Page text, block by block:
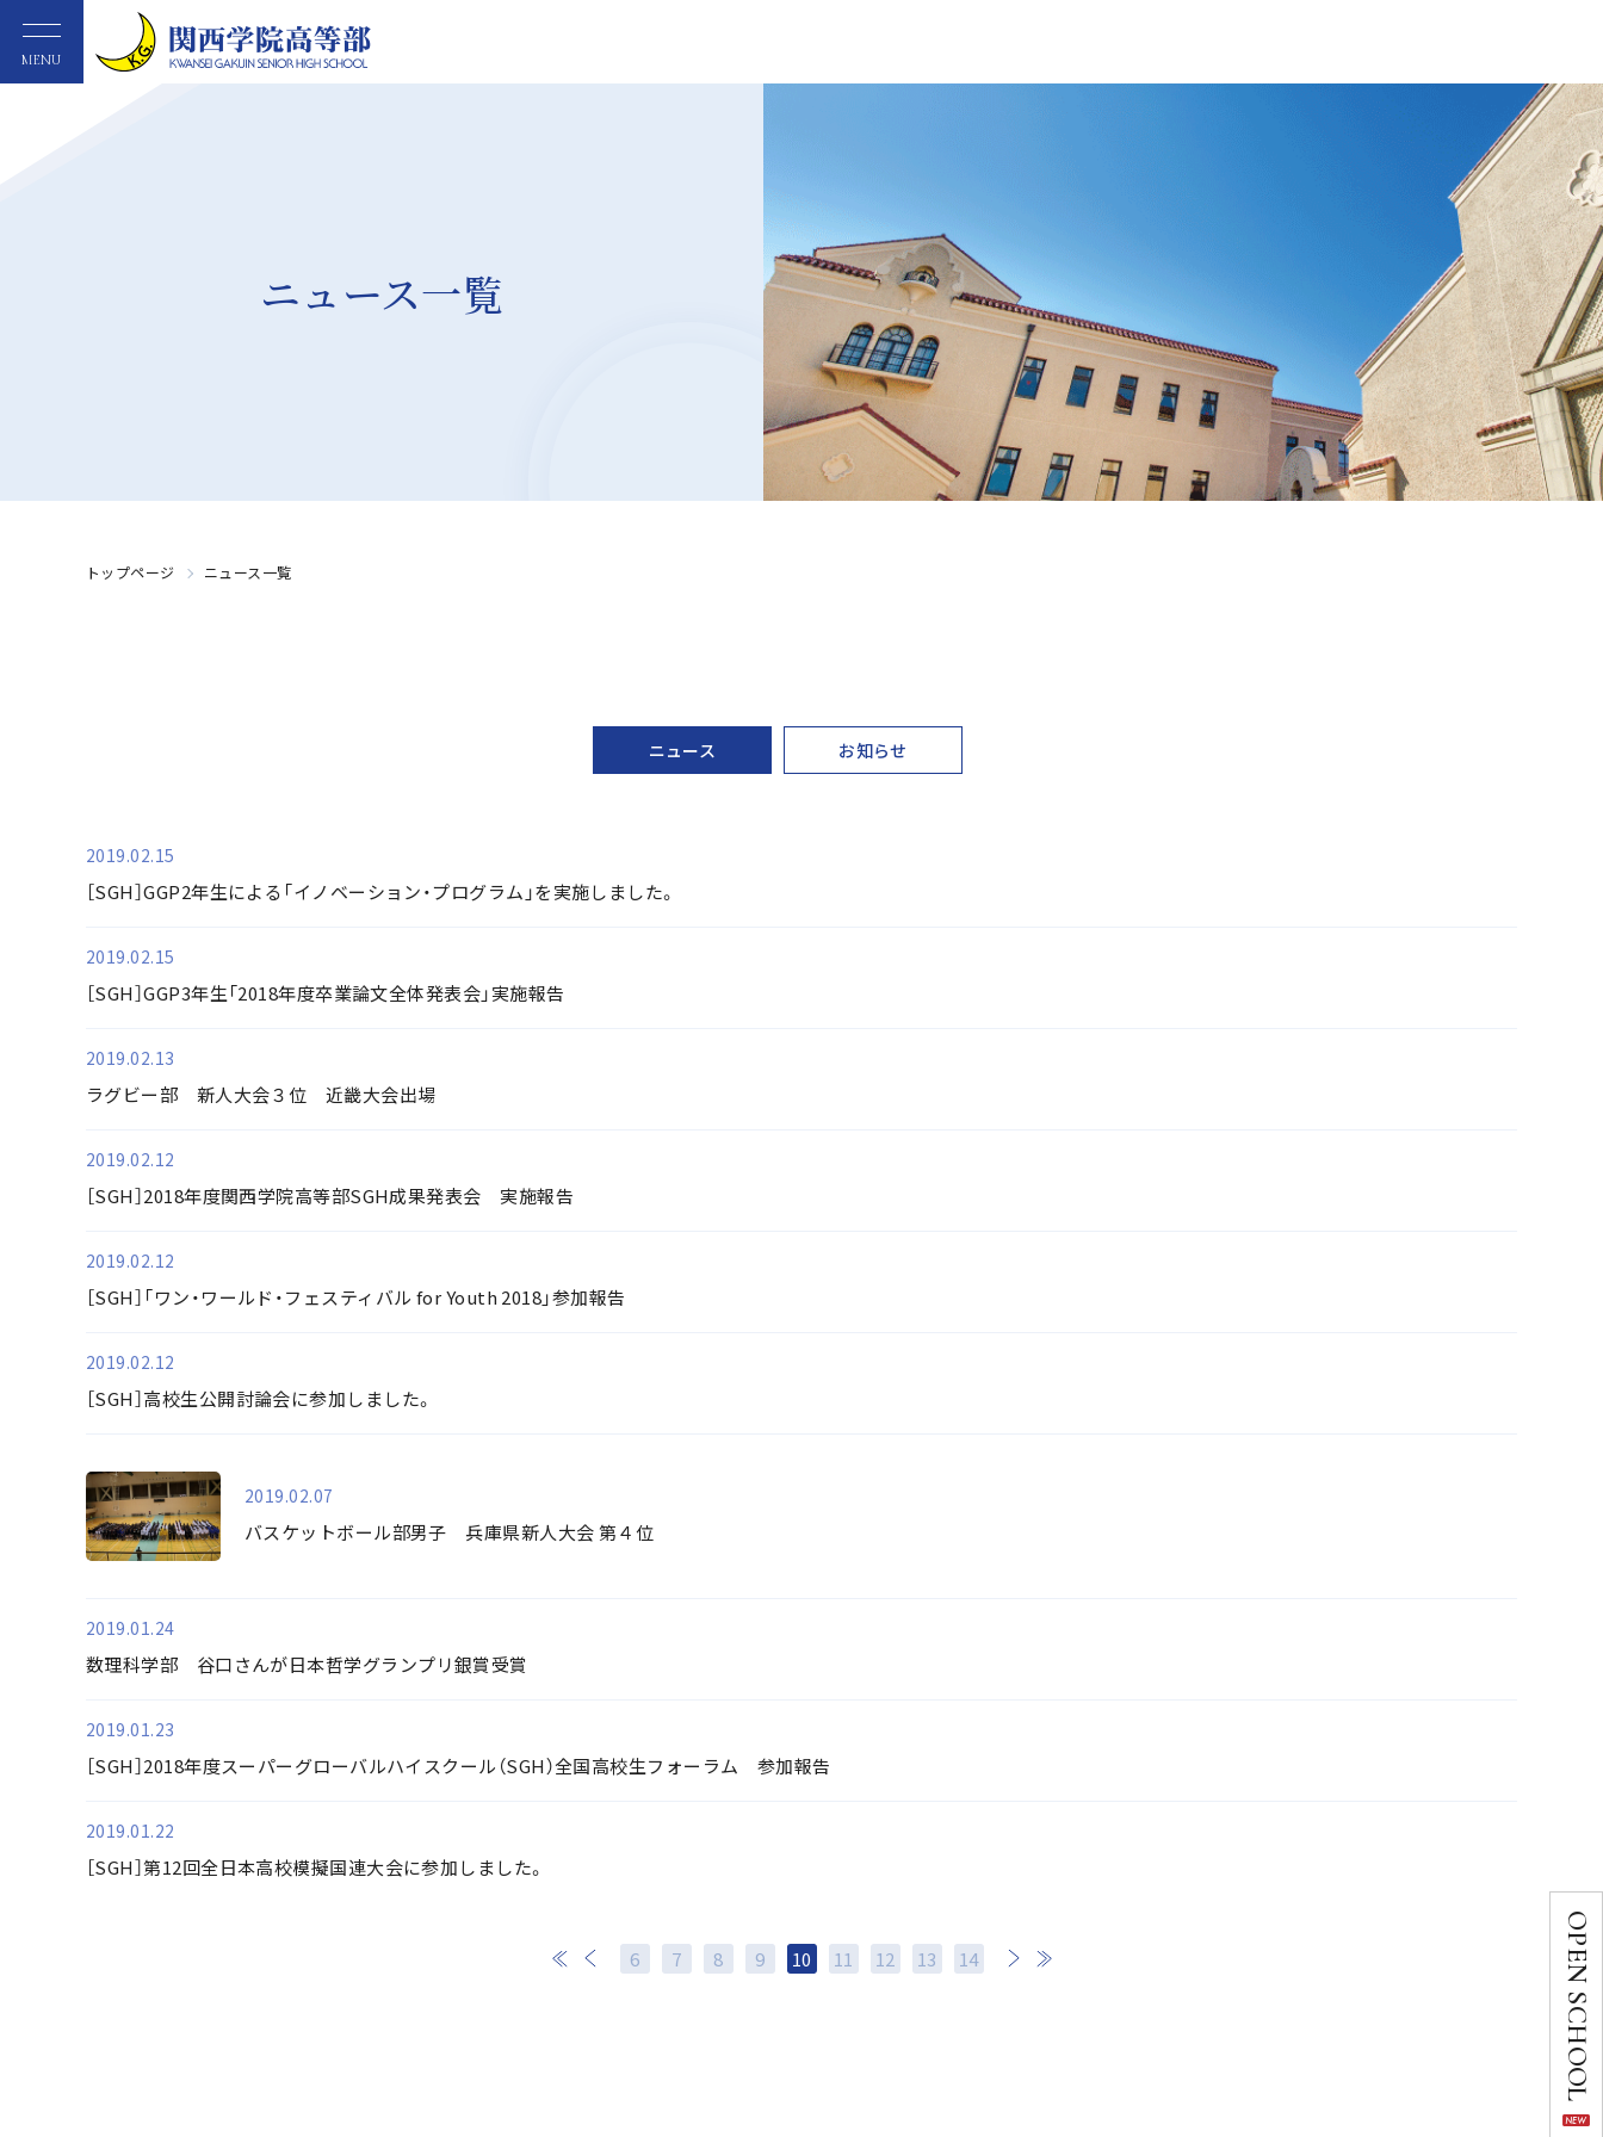
MENU
OPEN SCHOOL
ニュース一覧
トップページ ニュース一覧
ニュース お知らせ
2019.02.15
［SGH］GGP2年生による「イノベーション・プログラム」を実施しました。
2019.02.15
［SGH］GGP3年生「2018年度卒業論文全体発表会」実施報告
2019.02.13
ラグビー部 新人大会３位 近畿大会出場
2019.02.12
［SGH］2018年度関西学院高等部SGH成果発表会 実施報告
2019.02.12
［SGH］「ワン・ワールド・フェスティバル for Youth 2018」参加報告
2019.02.12
［SGH］高校生公開討論会に参加しました。
2019.02.07
バスケットボール部男子 兵庫県新人大会 第４位
2019.01.24
数理科学部 谷口さんが日本哲学グランプリ銀賞受賞
2019.01.23
［SGH］2018年度スーパーグローバルハイスクール（SGH）全国高校生フォーラム 参加報告
2019.01.22
［SGH］第12回全日本高校模擬国連大会に参加しました。
6 7 8 9 10 11 12 13 14
次 最後